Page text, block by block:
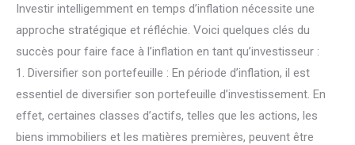
Investir intelligemment en temps d’inflation nécessite une
approche stratégique et réfléchie. Voici quelques clés du
succès pour faire face à l’inflation en tant qu’investisseur :
1. Diversifier son portefeuille : En période d’inflation, il est
essentiel de diversifier son portefeuille d’investissement. En
effet, certaines classes d’actifs, telles que les actions, les
biens immobiliers et les matières premières, peuvent être